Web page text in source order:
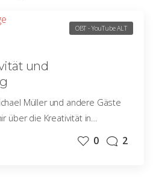
OBT - YouTube ALT
und
Müller und andere Gäste
über die Kreativität in…
0 2